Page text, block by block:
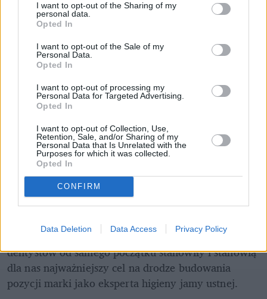
I want to opt-out of the Sharing of my
personal data.
Opted In
I want to opt-out of the Sale of my
Personal Data.
Opted In
I want to opt-out of processing my
Personal Data for Targeted Advertising.
Opted In
I want to opt-out of Collection, Use,
Retention, Sale, and/or Sharing of my
Personal Data that Is Unrelated with the
Purposes for which it was collected.
Opted In
CONFIRM
Data Deletion Data Access Privacy Policy
znany Polkom i Polakom Materiały prasowe / SEYSSO
Na czym skupiła się firma, gdy już
zadebiutowała na rynku?
Pierwszym krokiem dla nas było zbudowanie pozycji
marki w kręgu stomatologów. Jak wcześniej już
wspomniałem, współpraca i rekomendacje lekarzy
dentystów od samego początku stanowiły i stanowią
dla nas najważniejszy cel na drodze budowania
pozycji marki jako eksperta higieny jamy ustnej.